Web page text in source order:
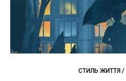
СТИЛЬ ЖИТТЯ